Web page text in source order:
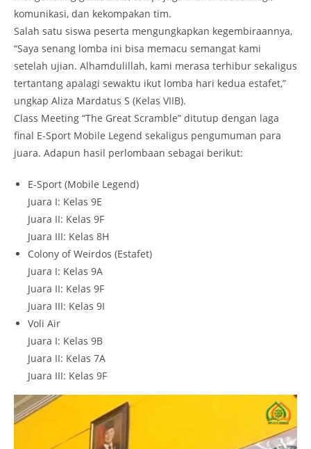
komunikasi, dan kekompakan tim.
Salah satu siswa peserta mengungkapkan kegembiraannya,
“Saya senang lomba ini bisa memacu semangat kami
setelah ujian. Alhamdulillah, kami merasa terhibur sekaligus
tertantang apalagi sewaktu ikut lomba hari kedua estafet,”
ungkap Aliza Mardatus S (Kelas VIIB).
Class Meeting “The Great Scramble” ditutup dengan laga
final E-Sport Mobile Legend sekaligus pengumuman para
juara. Adapun hasil perlombaan sebagai berikut:
E-Sport (Mobile Legend)
Juara I: Kelas 9E
Juara II: Kelas 9F
Juara III: Kelas 8H
Colony of Weirdos (Estafet)
Juara I: Kelas 9A
Juara II: Kelas 9F
Juara III: Kelas 9I
Voli Air
Juara I: Kelas 9B
Juara II: Kelas 7A
Juara III: Kelas 9F